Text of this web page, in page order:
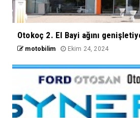
Otokoç 2. El Bayi ağını
motobilim Ekim 24, 2024